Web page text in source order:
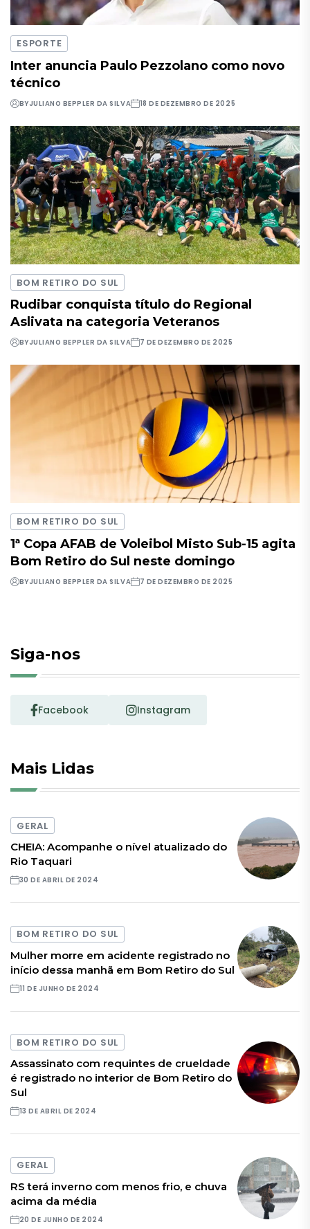
ESPORTE
Inter anuncia Paulo Pezzolano como novo
técnico
BYJULIANO BEPPLER DA SILVA 18 DE DEZEMBRO DE 2025
BOM RETIRO DO SUL
Rudibar conquista título do Regional
Aslivata na categoria Veteranos
BYJULIANO BEPPLER DA SILVA 7 DE DEZEMBRO DE 2025
BOM RETIRO DO SUL
1ª Copa AFAB de Voleibol Misto Sub-15 agita
Bom Retiro do Sul neste domingo
BYJULIANO BEPPLER DA SILVA 7 DE DEZEMBRO DE 2025
Siga-nos
Facebook Instagram
Mais Lidas
GERAL
CHEIA: Acompanhe o nível atualizado do
Rio Taquari
30 DE ABRIL DE 2024
BOM RETIRO DO SUL
Mulher morre em acidente registrado no
início dessa manhã em Bom Retiro do Sul
11 DE JUNHO DE 2024
BOM RETIRO DO SUL
Assassinato com requintes de crueldade
é registrado no interior de Bom Retiro do
Sul
13 DE ABRIL DE 2024
GERAL
RS terá inverno com menos frio, e chuva
acima da média
20 DE JUNHO DE 2024